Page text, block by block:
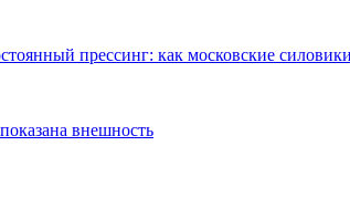
прессинг: как московские
внешность